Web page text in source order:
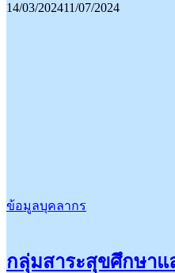
14/03/202411/07/2024
ข้อมูลบุคลากร
กลุ่มสาระสุขศึกษา